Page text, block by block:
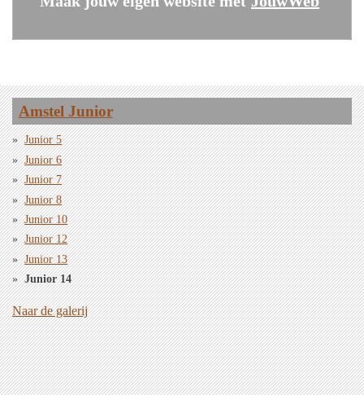
Amstel Junior
Junior 5
Junior 6
Junior 7
Junior 8
Junior 10
Junior 12
Junior 13
Junior 14
Naar de galerij